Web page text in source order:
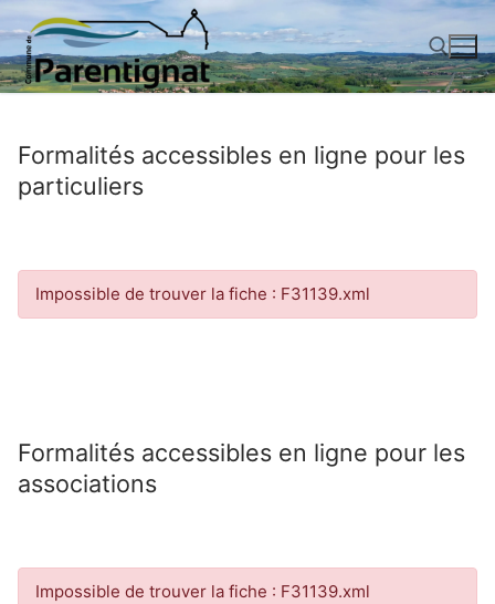
Aller
contenu
Formalités accessibles en ligne pour les
particuliers
Impossible de trouver la fiche : F31139.xml
Formalités accessibles en ligne pour les
associations
Impossible de trouver la fiche : F31139.xml